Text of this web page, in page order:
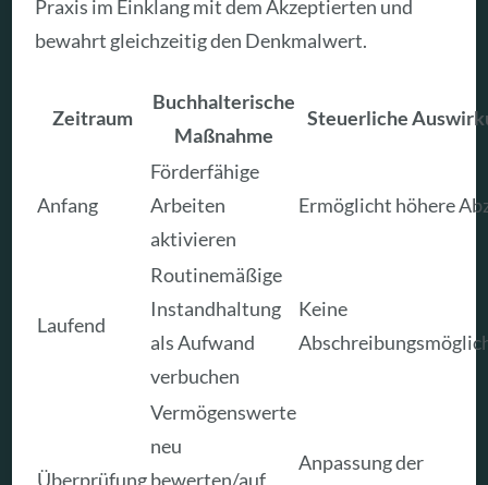
Praxis im Einklang mit dem Akzeptierten und
bewahrt gleichzeitig den Denkmalwert.
Zeitraum
Buchhalterische
Maßnahme
Steuerliche
Anfang
Förderfähige
Arbeiten
aktivieren
Ermöglicht höhere
Laufend
Routinemäßige
Instandhaltung
als Aufwand
verbuchen
Keine
Überprüfung
Vermögenswerte
neu
bewerten/auf
Anpassung der